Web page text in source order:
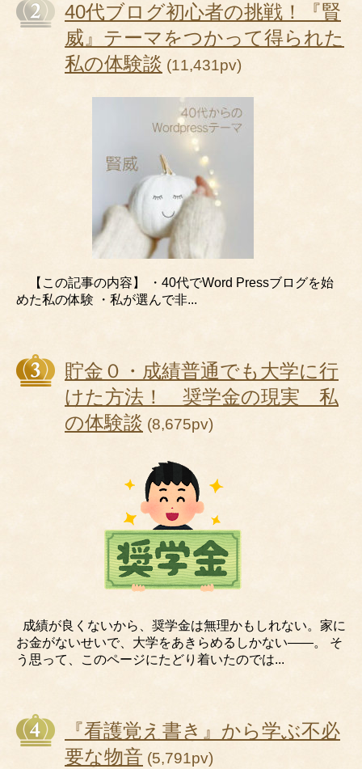
40代ブログ初心者の挑戦！『賢
威』テーマをつかって得られた
私の体験談 (11,431pv)
【この記事の内容】 ・40代でWord Pressブログを始
めた私の体験 ・私が選んで非...
貯金０・成績普通でも大学に行
けた方法！ 奨学金の現実 私
の体験談 (8,675pv)
成績が良くないから、奨学金は無理かもしれない。家に
お金がないせいで、大学をあきらめるしかない――。 そ
う思って、このページにたどり着いたのでは...
『看護覚え書き』から学ぶ不必
要な物音 (5,791pv)